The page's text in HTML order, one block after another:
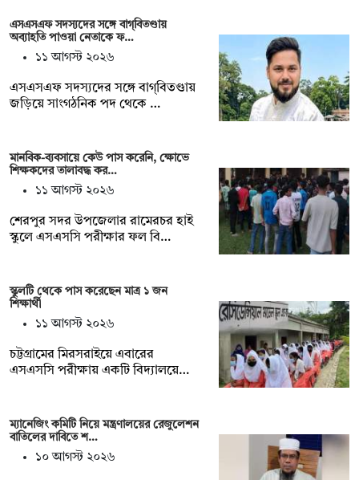
এসএসএফ সদস্যদের সঙ্গে বাগ্‌বিতণ্ডায়
অব্যাহতি পাওয়া নেতাকে ফ…
১১ আগস্ট ২০২৬
এসএসএফ সদস্যদের সঙ্গে বাগ্‌বিতণ্ডায়
জড়িয়ে সাংগঠনিক পদ থেকে …
মানবিক-ব্যবসায়ে কেউ পাস করেনি, ক্ষোভে
শিক্ষকদের তালাবদ্ধ কর…
১১ আগস্ট ২০২৬
শেরপুর সদর উপজেলার রামেরচর হাই
স্কুলে এসএসসি পরীক্ষার ফল বি…
স্কুলটি থেকে পাস করেছেন মাত্র ১ জন
শিক্ষার্থী
১১ আগস্ট ২০২৬
চট্টগ্রামের মিরসরাইয়ে এবারের
এসএসসি পরীক্ষায় একটি বিদ্যালয়ে…
ম্যানেজিং কমিটি নিয়ে মন্ত্রণালয়ের রেজুলেশন
বাতিলের দাবিতে শ…
১০ আগস্ট ২০২৬